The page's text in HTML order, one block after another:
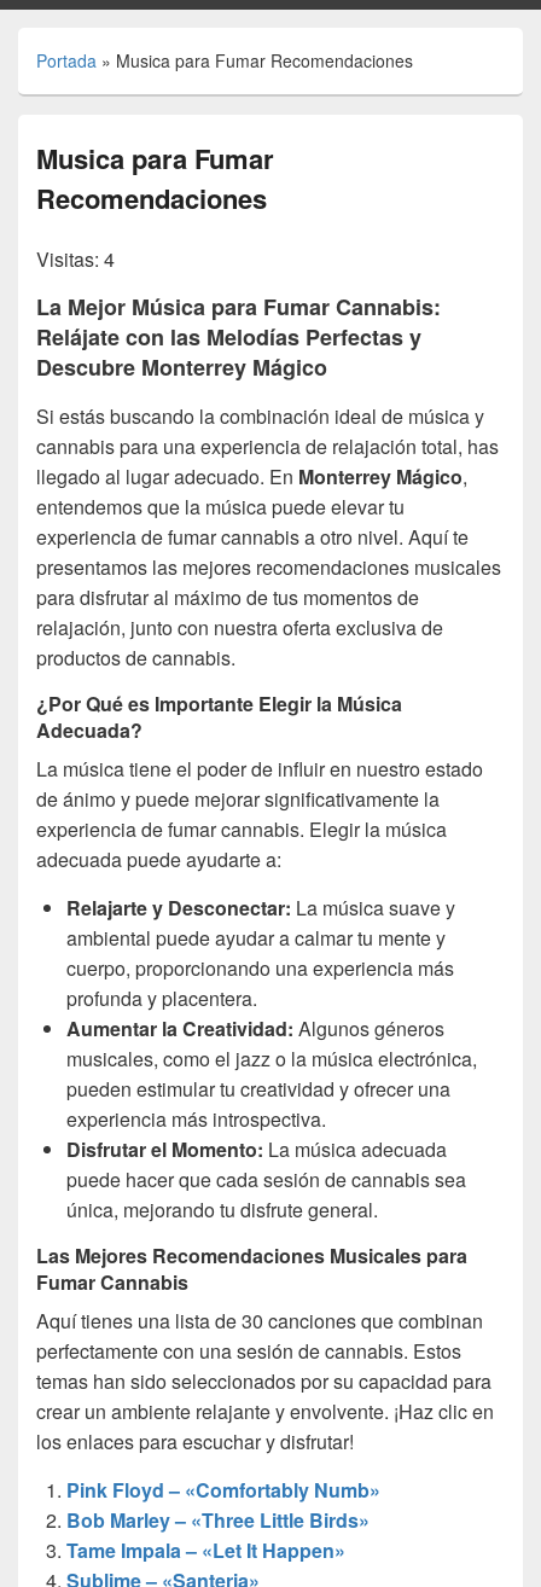
Portada » Musica para Fumar Recomendaciones
Musica para Fumar
Recomendaciones
Visitas: 4
La Mejor Música para Fumar Cannabis:
Relájate con las Melodías Perfectas y
Descubre Monterrey Mágico
Si estás buscando la combinación ideal de música y
cannabis para una experiencia de relajación total, has
llegado al lugar adecuado. En Monterrey Mágico,
entendemos que la música puede elevar tu
experiencia de fumar cannabis a otro nivel. Aquí te
presentamos las mejores recomendaciones musicales
para disfrutar al máximo de tus momentos de
relajación, junto con nuestra oferta exclusiva de
productos de cannabis.
¿Por Qué es Importante Elegir la Música
Adecuada?
La música tiene el poder de influir en nuestro estado
de ánimo y puede mejorar significativamente la
experiencia de fumar cannabis. Elegir la música
adecuada puede ayudarte a:
Relajarte y Desconectar: La música suave y
ambiental puede ayudar a calmar tu mente y
cuerpo, proporcionando una experiencia más
profunda y placentera.
Aumentar la Creatividad: Algunos géneros
musicales, como el jazz o la música electrónica,
pueden estimular tu creatividad y ofrecer una
experiencia más introspectiva.
Disfrutar el Momento: La música adecuada
puede hacer que cada sesión de cannabis sea
única, mejorando tu disfrute general.
Las Mejores Recomendaciones Musicales para
Fumar Cannabis
Aquí tienes una lista de 30 canciones que combinan
perfectamente con una sesión de cannabis. Estos
temas han sido seleccionados por su capacidad para
crear un ambiente relajante y envolvente. ¡Haz clic en
los enlaces para escuchar y disfrutar!
Pink Floyd – «Comfortably Numb»
Bob Marley – «Three Little Birds»
Tame Impala – «Let It Happen»
Sublime – «Santeria»